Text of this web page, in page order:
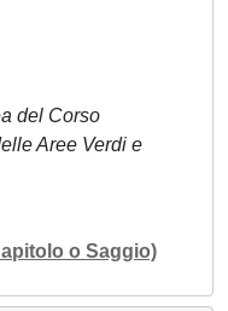
del Corso
Aree Verdi e
o Saggio)